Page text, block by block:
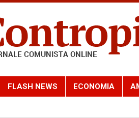
FLASH NEWS ECONOMIA